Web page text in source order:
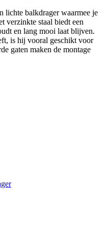
lichte balkdrager waarmee je
verzinkte staal biedt een
en lang mooi laat blijven.
is hij vooral geschikt voor
gaten maken de montage